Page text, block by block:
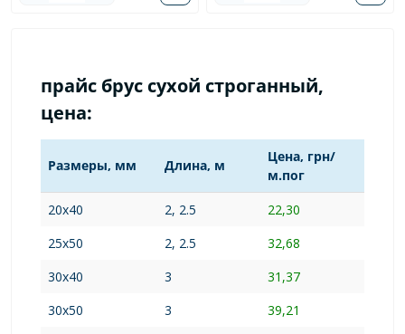
прайс брус сухой строганный,
цена:
Размеры, мм Длина, м
Цена, грн/
м.пог
20x40
2, 2.5
22,30
25x50
2, 2.5
32,68
30x40
3
31,37
30x50
3
39,21